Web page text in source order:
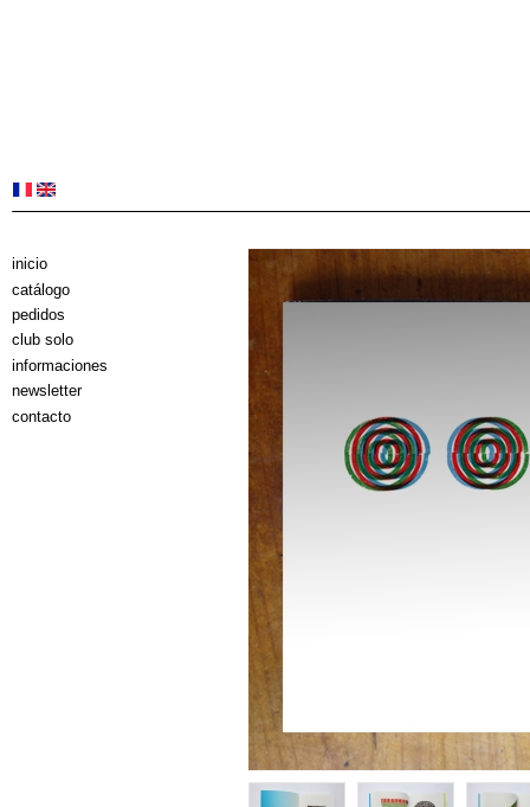
inicio
catálogo
pedidos
club solo
informaciones
newsletter
contacto